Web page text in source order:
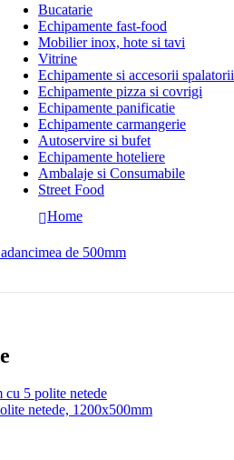
Bucatarie
Echipamente fast-food
Mobilier inox, hote si tavi
Vitrine
Echipamente si accesorii spalatorii
Echipamente pizza si covrigi
Echipamente panificatie
Echipamente carmangerie
Autoservire si bufet
Echipamente hoteliere
Ambalaje si Consumabile
Street Food
Home
de 500mm
cu 5 polite netede
netede, 1200x500mm